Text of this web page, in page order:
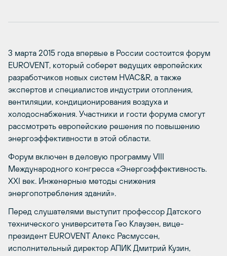
3 марта 2015 года впервые в России состоится форум
EUROVENT, который соберет ведущих европейских
разработчиков новых систем HVAC&R, а также
экспертов и специалистов индустрии отопления,
вентиляции, кондиционирования воздуха и
холодоснабжения. Участники и гости форума смогут
рассмотреть европейские решения по повышению
энергоэффективности в этой области.
Форум включен в деловую программу VIII
Международного конгресса «Энергоэффективность.
XXI век. Инженерные методы снижения
энергопотребления зданий».
Перед слушателями выступит профессор Датского
технического университета Гео Клаузен, вице-
президент EUROVENT Алекс Расмуссен,
исполнительный директор АПИК Дмитрий Кузин,